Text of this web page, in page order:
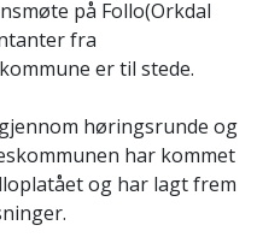
på Follo(Orkdal
fra
er til stede.
høringsrunde og
har kommet
og har lagt frem